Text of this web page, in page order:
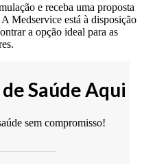
e receba uma proposta
Medservice está à disposição
a opção ideal para as
Saúde Aqui
sem compromisso!